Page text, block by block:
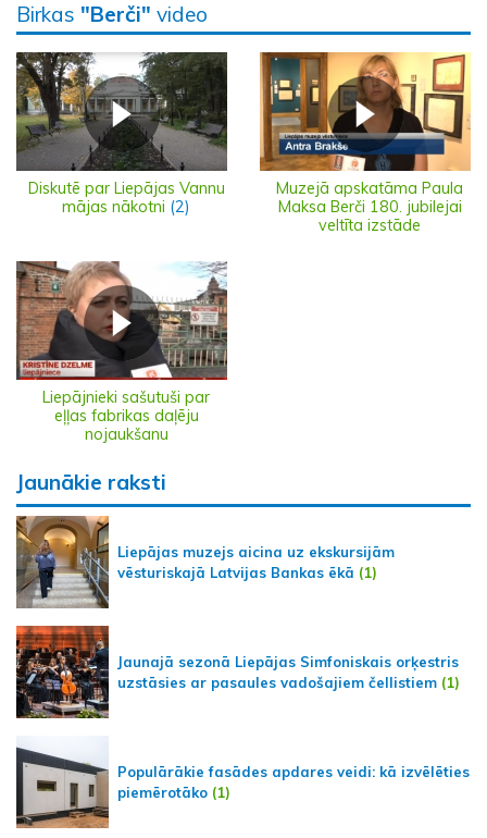
Birkas "Berči" video
Diskutē par Liepājas Vannu
mājas nākotni (2)
Muzejā apskatāma Paula
Maksa Berči 180. jubilejai
veltīta izstāde
Liepājnieki sašutuši par
eļļas fabrikas daļēju
nojaukšanu
Jaunākie raksti
Liepājas muzejs aicina uz ekskursijām
vēsturiskajā Latvijas Bankas ēkā (1)
Jaunajā sezonā Liepājas Simfoniskais orķestris
uzstāsies ar pasaules vadošajiem čellistiem (1)
Populārākie fasādes apdares veidi: kā izvēlēties
piemērotāko (1)